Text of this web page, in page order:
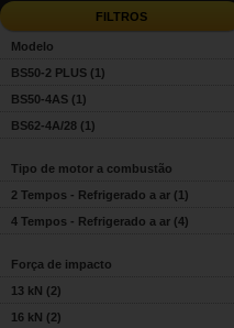
FILTROS
Modelo
BS50-2 PLUS (1)
BS50-4AS (1)
BS62-4A/28 (1)
Tipo de motor a combustão
2 Tempos - Refrigerado a ar (1)
4 Tempos - Refrigerado a ar (4)
Força de impacto
13 kN (2)
16 kN (2)